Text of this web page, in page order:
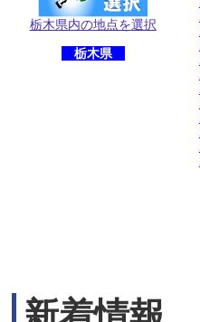
栃木県内の地点を選択
栃木県